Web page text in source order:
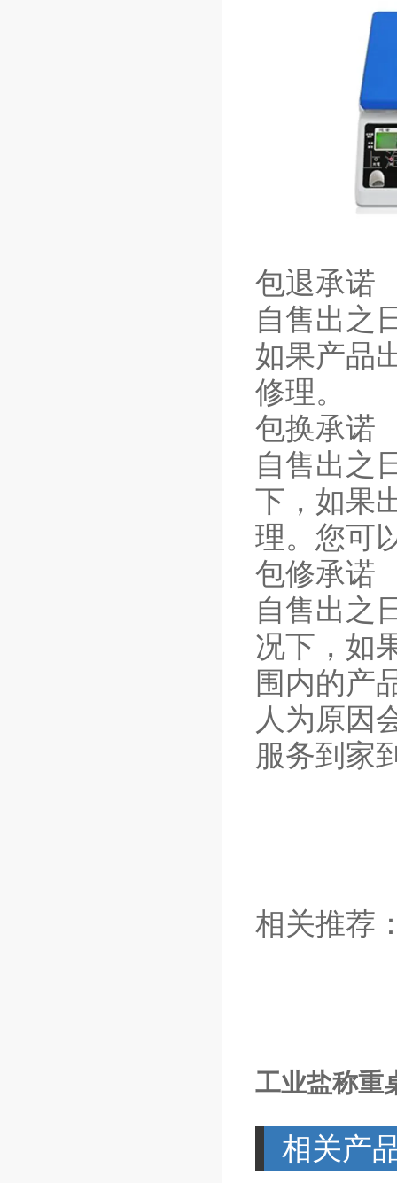
包退承诺
自售出之
如果产品
修理。
包换承诺
自售出之
下，如果
理。您可
包修承诺
自售出之
况下，如
围内的产
人为原因
服务到家
相关推荐
工业盐称重
相关产